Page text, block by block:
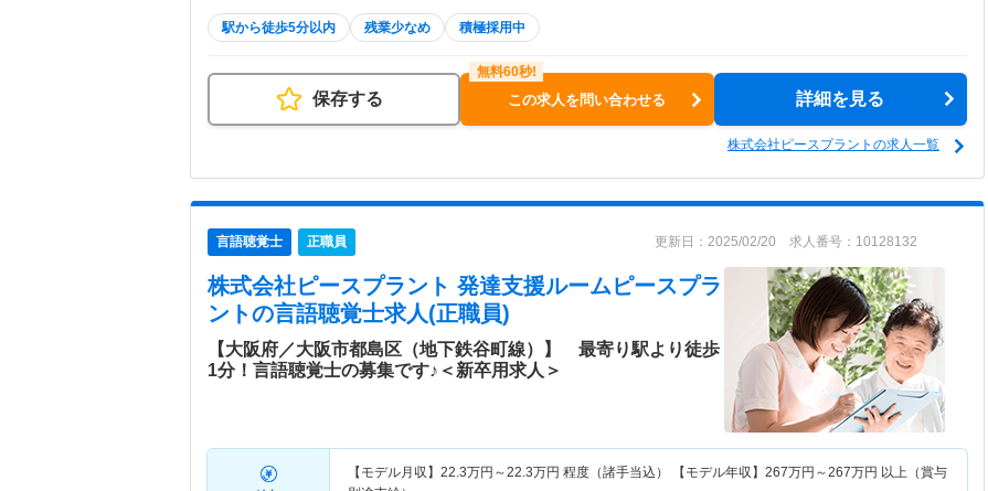
駅から徒歩5分以内 残業少なめ 積極採用中
保存する この求人を問い合わせる 詳細を見る
株式会社ピースプラントの求人一覧
言語聴覚士 正職員 更新日：2025/02/20 求人番号：10128132
株式会社ピースプラント 発達支援ルームピースプラ
ントの言語聴覚士求人(正職員)
【大阪府／大阪市都島区（地下鉄谷町線）】 最寄り駅より徒歩
1分！言語聴覚士の募集です♪＜新卒用求人＞
【モデル月収】 22.3万円～22.3万円 程度（諸手当込） 【モデル年収】 267万円～267万円 以上（賞与